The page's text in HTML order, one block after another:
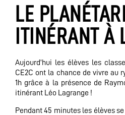
LE
ITINÉRANT À
Aujourd’hui les élèves les
CE2C ont la chance de vivre au
1h grâce à la présence de
itinérant Léo Lagrange !
Pendant 45 minutes les élèves